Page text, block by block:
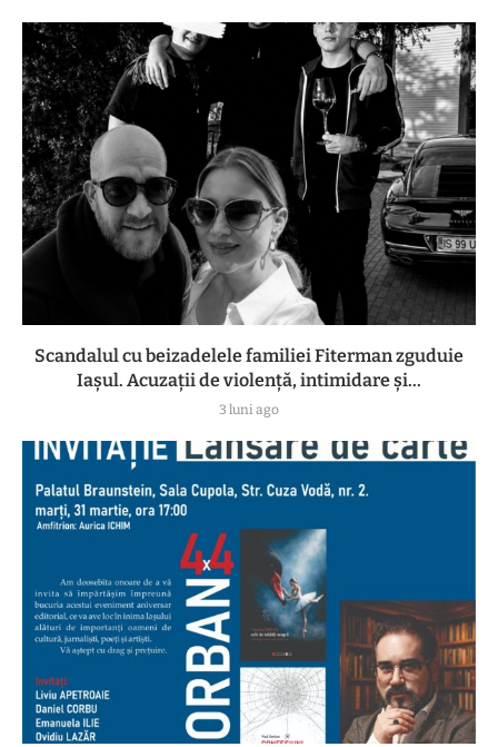
Scandalul cu beizadelele familiei Fiterman zguduie
Iașul. Acuzații de violență, intimidare și...
3 luni ago